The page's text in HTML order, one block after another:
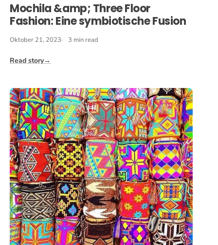
Mochila &amp; Three Floor
Fashion: Eine symbiotische Fusion
Oktober 21, 2023 3 min read
Read story→